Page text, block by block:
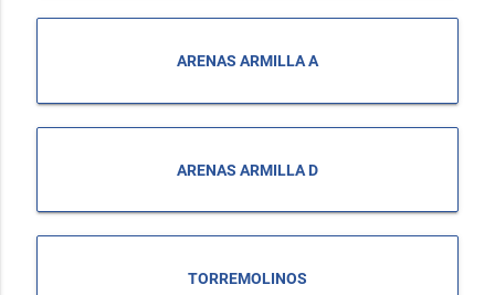
ARENAS ARMILLA A
ARENAS ARMILLA D
TORREMOLINOS